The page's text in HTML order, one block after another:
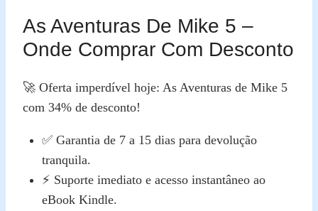
As Aventuras De Mike 5 –
Onde Comprar Com Desconto
🚀 Oferta imperdível hoje: As Aventuras de Mike 5
com 34% de desconto!
✅ Garantia de 7 a 15 dias para devolução
tranquila.
⚡ Suporte imediato e acesso instantâneo ao
eBook Kindle.